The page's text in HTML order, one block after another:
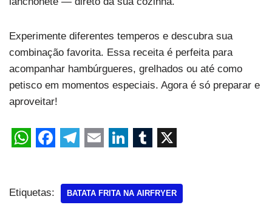
Experimente diferentes temperos e descubra sua
combinação favorita. Essa receita é perfeita para
acompanhar hambúrgueres, grelhados ou até como
petisco em momentos especiais. Agora é só preparar e
aproveitar!
Etiquetas: BATATA FRITA NA AIRFRYER